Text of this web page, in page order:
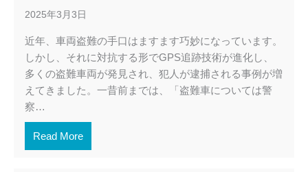
2025年3月3日
近年、車両盗難の手口はますます巧妙になっています。
しかし、それに対抗する形でGPS追跡技術が進化し、
多くの盗難車両が発見され、犯人が逮捕される事例が増
えてきました。一昔前までは、「盗難車については警
察…
Read More